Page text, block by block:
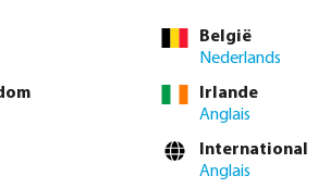
1 1/4" 2 1/2" 3"
contacter le service commercial
België
Nederlands
Irlande
Anglais
International
Anglais